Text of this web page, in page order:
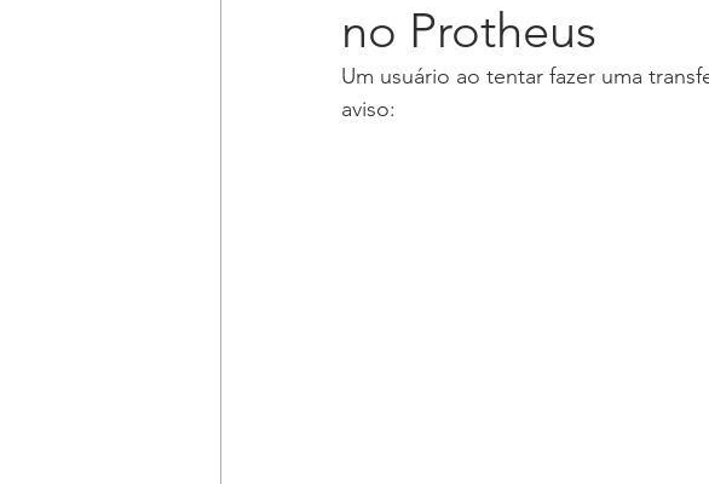
no Protheus
Um usuário ao tentar fazer uma
aviso: